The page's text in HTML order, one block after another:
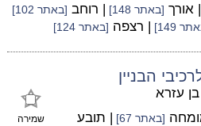
| אורך [באתר 148] | רוחב [באתר 102]
149] | רצפה [באתר 124]
הבניין
שמירה
עזרא
[באתר 67] | תובע